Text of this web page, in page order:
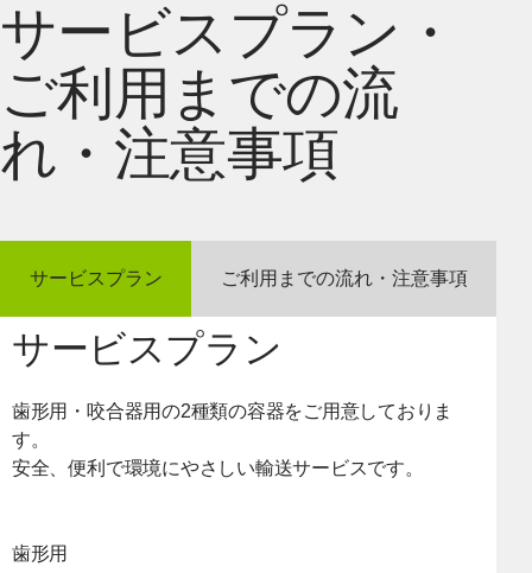
サービスプラン・
ご利用までの流
れ・注意事項
サービスプラン ご利用までの流れ・注意事項
サービスプラン
歯形用・咬合器用の2種類の容器をご用意しておりま
す。
安全、便利で環境にやさしい輸送サービスです。
歯形用